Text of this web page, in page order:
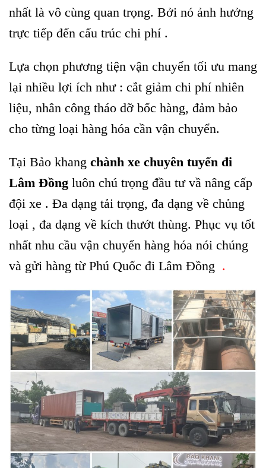
nhất là vô cùng quan trọng. Bởi nó ảnh hưởng
trực tiếp đến cấu trúc chi phí .
Lựa chọn phương tiện vận chuyển tối ưu mang
lại nhiều lợi ích như : cắt giảm chi phí nhiên
liệu, nhân công tháo dỡ bốc hàng, đảm bảo
cho từng loại hàng hóa cần vận chuyển.
Tại Bảo khang chành xe chuyên tuyến đi
Lâm Đồng luôn chú trọng đầu tư vầ nâng cấp
đội xe . Đa dạng tải trọng, đa dạng về chủng
loại , đa dạng về kích thướt thùng. Phục vụ tốt
nhất nhu cầu vận chuyển hàng hóa nói chúng
và gửi hàng từ Phú Quốc đi Lâm Đồng .